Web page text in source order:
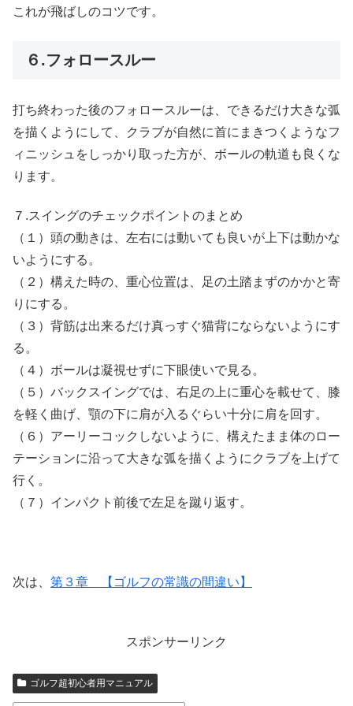
これが飛ばしのコツです。
６.フォロースルー
打ち終わった後のフォロースルーは、できるだけ大きな弧
を描くようにして、クラブが自然に首にまきつくようなフ
ィニッシュをしっかり取った方が、ボールの軌道も良くな
ります。
７.スイングのチェックポイントのまとめ
（１）頭の動きは、左右には動いても良いが上下は動かな
いようにする。
（２）構えた時の、重心位置は、足の土踏まずのかかと寄
りにする。
（３）背筋は出来るだけ真っすぐ猫背にならないようにす
る。
（４）ボールは凝視せずに下眼使いで見る。
（５）バックスイングでは、右足の上に重心を載せて、膝
を軽く曲げ、顎の下に肩が入るぐらい十分に肩を回す。
（６）アーリーコックしないように、構えたまま体のロー
テーションに沿って大きな弧を描くようにクラブを上げて
行く。
（７）インパクト前後で左足を蹴り返す。
次は、 第３章 【ゴルフの常識の間違い】
スポンサーリンク
ゴルフ超初心者用マニュアル